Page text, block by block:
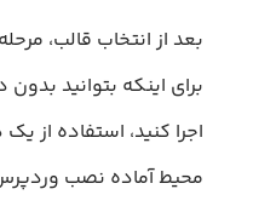
بعد از انتخاب قالب،
برای اینکه بتوانید
اجرا کنید، استفاده از
محیط آماده نصب وردپرس